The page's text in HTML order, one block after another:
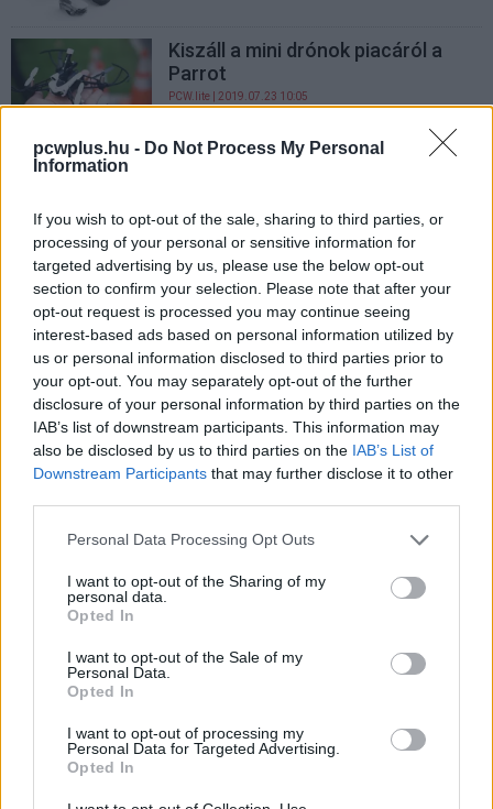
pcwplus.hu - Do Not Process My Personal
Information
If you wish to opt-out of the sale, sharing to third parties, or
processing of your personal or sensitive information for
targeted advertising by us, please use the below opt-out
section to confirm your selection. Please note that after your
opt-out request is processed you may continue seeing
interest-based ads based on personal information utilized by
us or personal information disclosed to third parties prior to
your opt-out. You may separately opt-out of the further
disclosure of your personal information by third parties on the
IAB’s list of downstream participants. This information may
also be disclosed by us to third parties on the IAB’s List of
Downstream Participants that may further disclose it to other
Please note that this website/app uses one or more Google
not limited to your visit or usage behaviour. You may click to
grant or deny consent to Google and its third-party tags to
use your data for below specified purposes in below Google
consent section.
Personal Data Processing Opt Outs
I want to opt-out of the Sharing of my
personal data.
Opted In
I want to opt-out of the Sale of my
Personal Data.
Opted In
I want to opt-out of processing my
Personal Data for Targeted Advertising.
Opted In
Kiszáll a mini drónok piacáról a
Parrot
PCW.lite | 2019.07.23 10:05
Hamarosan vészjelzést ad a drón,
PCW.lite| 2019.05.25 12:00
Dupla kijelzővel érkezett a 4K-s
DJI Osmo Action akciókamera
PCW.lite| 2019.05.16 11:00
Bajban a GoPro, akciókamerán
dolgozik a DJI
PCW.lite| 2019.05.13 11:00
Ezt az AR-drónt lehetetlen
összetörni
PCW.lite| 2017.11.17 14:30
Gesztusvezérléssel irányítható az
új szelfidrón
Drónhoz is van már merevlemez
PCW.pro
A nagy párharc: bumeráng vs drón